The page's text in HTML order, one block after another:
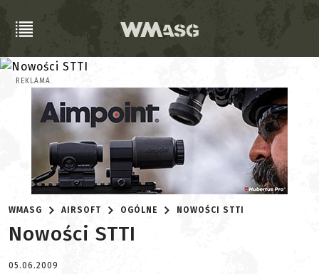
REKLAMA
WMASG AIRSOFT OGÓLNE NOWOŚCI STTI
Nowości STTI
05.06.2009